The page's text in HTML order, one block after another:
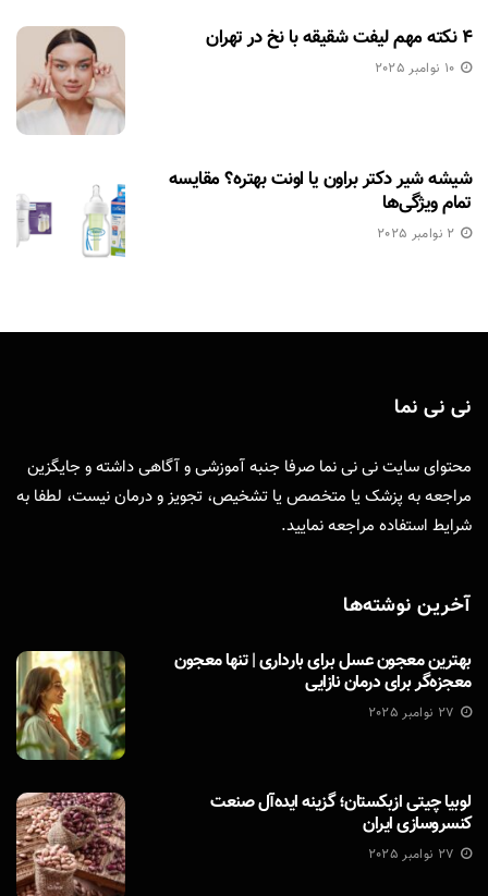
۴ نکته مهم لیفت شقیقه با نخ در تهران
10 نوامبر 2025
شیشه شیر دکتر براون یا اونت بهتره؟ مقایسه
تمام ویژگی‌ها
2 نوامبر 2025
نی نی نما
محتوای سایت نی نی نما صرفا جنبه آموزشی و آگاهی داشته و جایگزین
مراجعه به پزشک یا متخصص یا تشخیص، تجویز و درمان نیست، لطفا به
شرایط استفاده مراجعه نمایید.
آخرین نوشته‌ها
بهترین معجون عسل برای بارداری | تنها معجون
معجزه‌گر برای درمان نازایی
27 نوامبر 2025
لوبیا چیتی ازبکستان؛ گزینه ایده‌آل صنعت
کنسروسازی ایران
27 نوامبر 2025